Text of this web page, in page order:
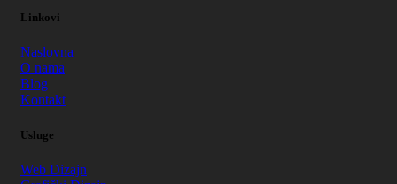
Linkovi
Naslovna
O nama
Blog
Kontakt
Usluge
Web Dizajn